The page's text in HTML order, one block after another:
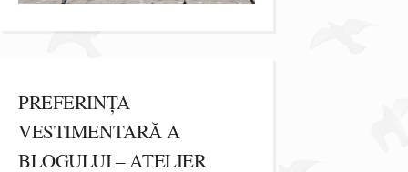
PREFERINȚA
VESTIMENTARĂ A
BLOGULUI – ATELIER